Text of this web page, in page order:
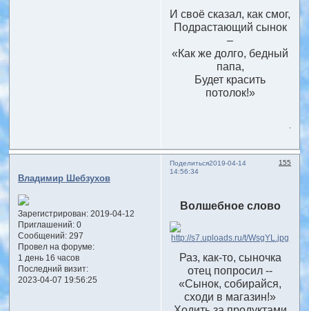
И своё сказал, как смог,
Подрастающий сынок
–
«Как же долго, бедный
папа,
Будет красить
потолок!»
Поделиться 155
2019-04-14
14:56:34
Владимир Шебзухов
Зарегистрирован: 2019-04-12
Приглашений:0
Сообщений:297
Провел на форуме:
1 день 16 часов
Последний визит:
2023-04-07 19:56:25
Волшебное слово
Раз, как-то, сыночка
отец попросил --
«Сынок, собирайся,
сходи в магазин!»